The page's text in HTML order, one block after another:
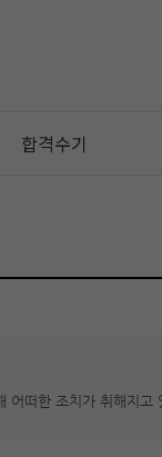
합격수기
어떠한 조치가 취해지고